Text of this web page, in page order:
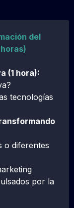
del
(1 hora):
tecnologías
o diferentes
por la